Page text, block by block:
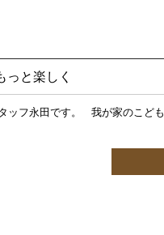
っと楽しく
ッフ永田です。 我が家のこど